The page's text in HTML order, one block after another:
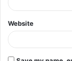
Website